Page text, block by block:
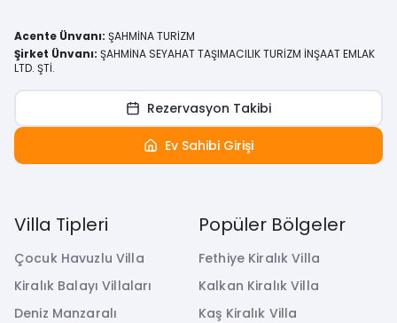
Villa Tipleri
Çocuk Havuzlu Villa
Kiralık Balayı Villaları
Deniz Manzaralı
Popüler Bölgeler
Fethiye Kiralık Villa
Kalkan Kiralık Villa
Kaş Kiralık Villa
Acente Ünvanı: ŞAHMİNA TURİZM
Şirket Ünvanı: ŞAHMİNA SEYAHAT TAŞIMACILIK TURİZM İNŞAAT EMLAK
LTD. ŞTİ.
Rezervasyon Takibi
Ev Sahibi Girişi